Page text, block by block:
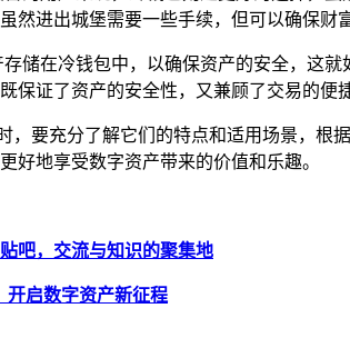
进出城堡需要一些手续，但可以确保财
储在冷钱包中，以确保资产的安全，这
证了资产的安全性，又兼顾了交易的便
，要充分了解它们的特点和适用场景，
好地享受数字资产带来的价值和乐趣。
吧，交流与知识的聚集地
开启数字资产新征程